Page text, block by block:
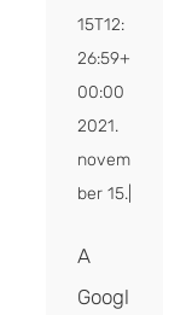
15T12:
26:59+
00:00
2021.
novem
ber 15.
A
Googl